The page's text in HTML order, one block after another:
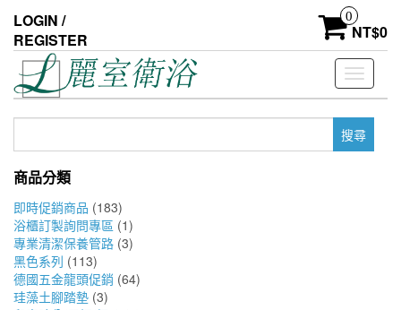
the
content
LOGIN /
REGISTER
0
NT$0
Toggle
鍵
商品分類
即時促銷商品 (183)
浴櫃訂製詢問專區 (1)
專業清潔保養管路 (3)
黑色系列 (113)
德國五金龍頭促銷 (64)
珪藻土腳踏墊 (3)